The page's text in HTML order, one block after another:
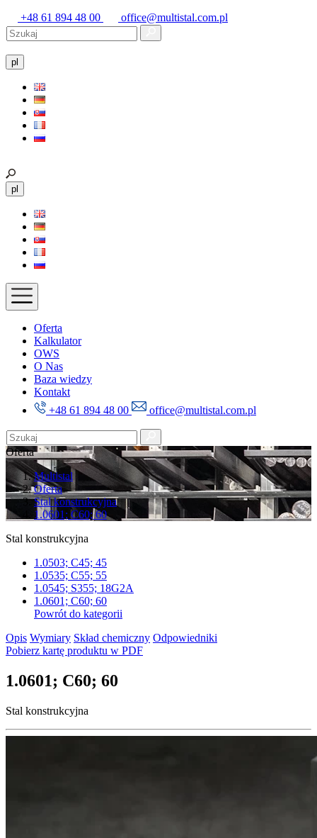
+48 61 894 48 00 office@multistal.com.pl
pl
pl
Oferta
Kalkulator
OWS
O Nas
Baza wiedzy
Kontakt
+48 61 894 48 00
office@multistal.com.pl
Oferta
Multistal
Oferta
Stal konstrukcyjna
1.0601; C60; 60
Stal konstrukcyjna
1.0503; C45; 45
1.0535; C55; 55
1.0545; S355; 18G2A
1.0601; C60; 60
Powrót do kategorii
Opis Wymiary Skład chemiczny Odpowiedniki
Pobierz kartę produktu w PDF
1.0601; C60; 60
Stal konstrukcyjna